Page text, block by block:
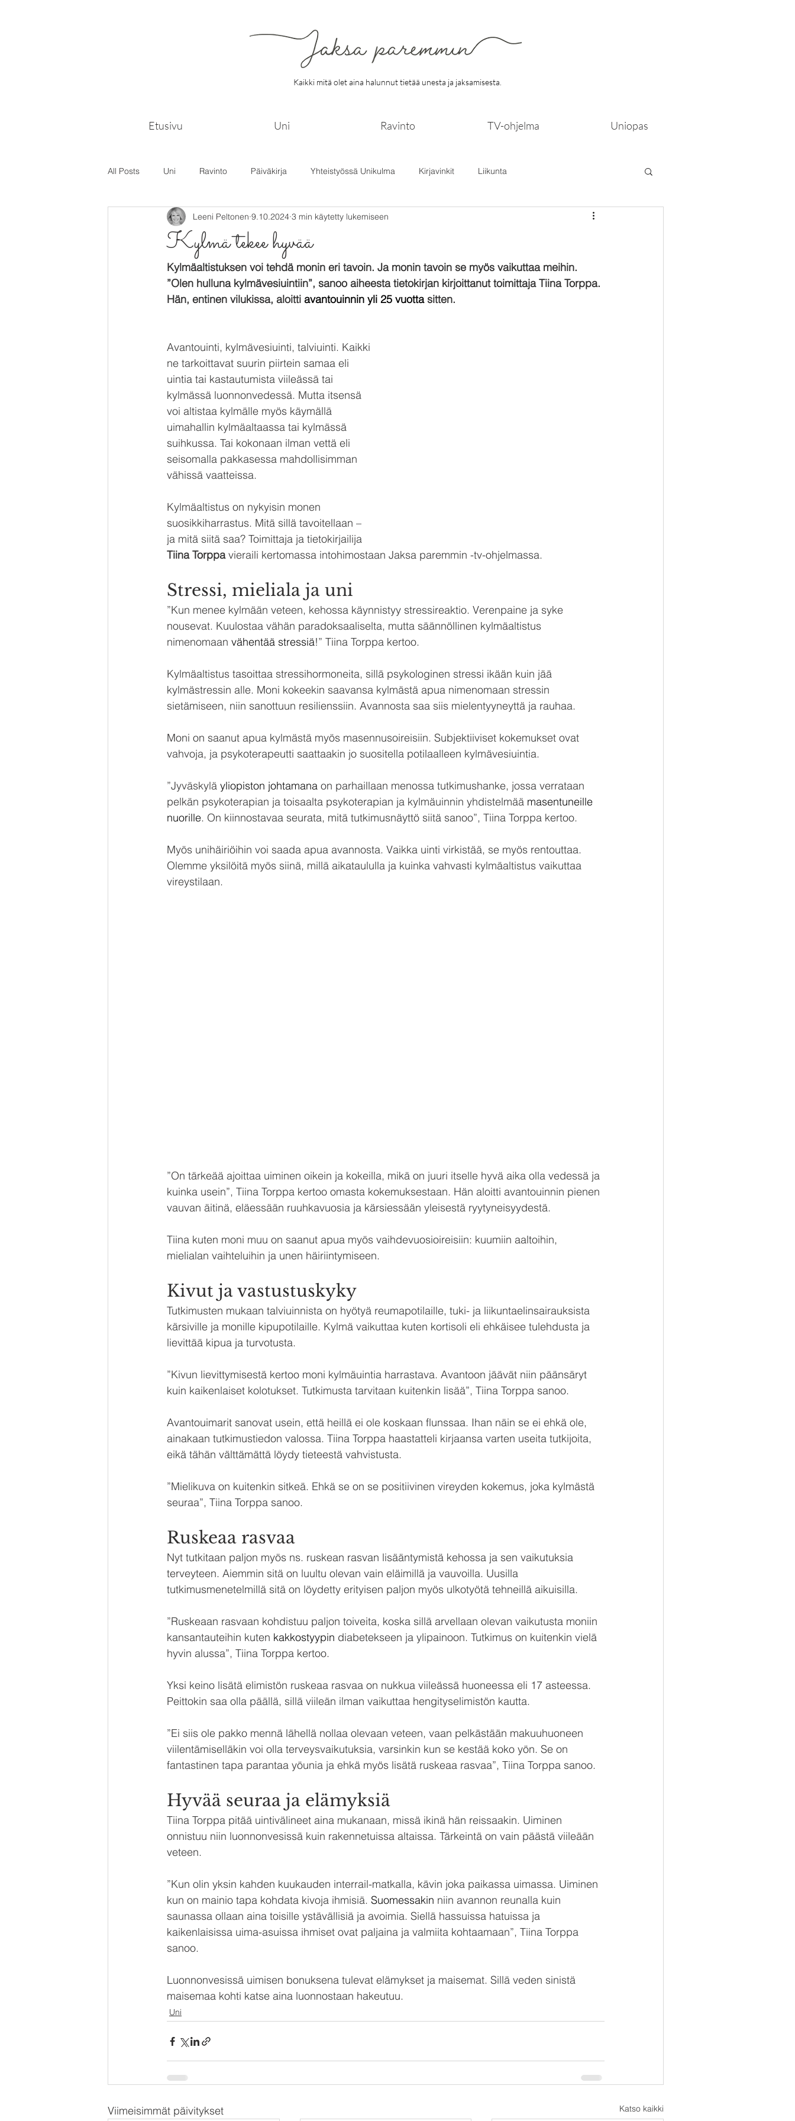
Kaikki mitä olet aina halunnut tietää unesta ja jaksamisesta.
Etusivu Uni Ravinto TV-ohjelma Uniopas
All Posts Uni Ravinto Päiväkirja Yhteistyössä Unikulma Kirjavinkit Liikunta
Kylmä tekee hyvää
Leeni Peltonen 9.10.2024 3 min käytetty lukemiseen
Kylmäaltistuksen voi tehdä monin eri tavoin. Ja monin tavoin se myös vaikuttaa meihin.
”Olen hulluna kylmävesiuintiin”, sanoo aiheesta tietokirjan kirjoittanut toimittaja Tiina Torppa.
Hän, entinen vilukissa, aloitti avantouinnin yli 25 vuotta sitten.
Avantouinti, kylmävesiuinti, talviuinti. Kaikki
ne tarkoittavat suurin piirtein samaa eli
uintia tai kastautumista viileässä tai
kylmässä luonnonvedessä. Mutta itsensä
voi altistaa kylmälle myös käymällä
uimahallin kylmäaltaassa tai kylmässä
suihkussa. Tai kokonaan ilman vettä eli
seisomalla pakkasessa mahdollisimman
vähissä vaatteissa.
Kylmäaltistus on nykyisin monen
suosikkiharrastus. Mitä sillä tavoitellaan –
ja mitä siitä saa? Toimittaja ja tietokirjailija
Tiina Torppa vieraili kertomassa intohimostaan Jaksa paremmin -tv-ohjelmassa.
Stressi, mieliala ja uni
”Kun menee kylmään veteen, kehossa käynnistyy stressireaktio. Verenpaine ja syke
nousevat. Kuulostaa vähän paradoksaaliselta, mutta säännöllinen kylmäaltistus
nimenomaan vähentää stressiä!” Tiina Torppa kertoo.
Kylmäaltistus tasoittaa stressihormoneita, sillä psykologinen stressi ikään kuin jää
kylmästressin alle. Moni kokeekin saavansa kylmästä apua nimenomaan stressin
sietämiseen, niin sanottuun resilienssiin. Avannosta saa siis mielentyyneyttä ja rauhaa.
Moni on saanut apua kylmästä myös masennusoireisiin. Subjektiiviset kokemukset ovat
vahvoja, ja psykoterapeutti saattaakin jo suositella potilaalleen kylmävesiuintia.
”Jyväskylä yliopiston johtamana on parhaillaan menossa tutkimushanke, jossa verrataan
pelkän psykoterapian ja toisaalta psykoterapian ja kylmäuinnin yhdistelmää masentuneille
nuorille. On kiinnostavaa seurata, mitä tutkimusnäyttö siitä sanoo”, Tiina Torppa kertoo.
Myös unihäiriöihin voi saada apua avannosta. Vaikka uinti virkistää, se myös rentouttaa.
Olemme yksilöitä myös siinä, millä aikataululla ja kuinka vahvasti kylmäaltistus vaikuttaa
vireystilaan.
”On tärkeää ajoittaa uiminen oikein ja kokeilla, mikä on juuri itselle hyvä aika olla vedessä ja
kuinka usein”, Tiina Torppa kertoo omasta kokemuksestaan. Hän aloitti avantouinnin pienen
vauvan äitinä, eläessään ruuhkavuosia ja kärsiessään yleisestä ryytyneisyydestä.
Tiina kuten moni muu on saanut apua myös vaihdevuosioireisiin: kuumiin aaltoihin,
mielialan vaihteluihin ja unen häiriintymiseen.
Kivut ja vastustuskyky
Tutkimusten mukaan talviuinnista on hyötyä reumapotilaille, tuki- ja liikuntaelinsairauksista
kärsiville ja monille kipupotilaille. Kylmä vaikuttaa kuten kortisoli eli ehkäisee tulehdusta ja
lievittää kipua ja turvotusta.
”Kivun lievittymisestä kertoo moni kylmäuintia harrastava. Avantoon jäävät niin päänsäryt
kuin kaikenlaiset kolotukset. Tutkimusta tarvitaan kuitenkin lisää”, Tiina Torppa sanoo.
Avantouimarit sanovat usein, että heillä ei ole koskaan flunssaa. Ihan näin se ei ehkä ole,
ainakaan tutkimustiedon valossa. Tiina Torppa haastatteli kirjaansa varten useita tutkijoita,
eikä tähän välttämättä löydy tieteestä vahvistusta.
”Mielikuva on kuitenkin sitkeä. Ehkä se on se positiivinen vireyden kokemus, joka kylmästä
seuraa”, Tiina Torppa sanoo.
Ruskeaa rasvaa
Nyt tutkitaan paljon myös ns. ruskean rasvan lisääntymistä kehossa ja sen vaikutuksia
terveyteen. Aiemmin sitä on luultu olevan vain eläimillä ja vauvoilla. Uusilla
tutkimusmenetelmillä sitä on löydetty erityisen paljon myös ulkotyötä tehneillä aikuisilla.
”Ruskeaan rasvaan kohdistuu paljon toiveita, koska sillä arvellaan olevan vaikutusta moniin
kansantauteihin kuten kakkostyypin diabetekseen ja ylipainoon. Tutkimus on kuitenkin vielä
hyvin alussa”, Tiina Torppa kertoo.
Yksi keino lisätä elimistön ruskeaa rasvaa on nukkua viileässä huoneessa eli 17 asteessa.
Peittokin saa olla päällä, sillä viileän ilman vaikuttaa hengityselimistön kautta.
”Ei siis ole pakko mennä lähellä nollaa olevaan veteen, vaan pelkästään makuuhuoneen
viilentämiselläkin voi olla terveysvaikutuksia, varsinkin kun se kestää koko yön. Se on
fantastinen tapa parantaa yöunia ja ehkä myös lisätä ruskeaa rasvaa”, Tiina Torppa sanoo.
Hyvää seuraa ja elämyksiä
Tiina Torppa pitää uintivälineet aina mukanaan, missä ikinä hän reissaakin. Uiminen
onnistuu niin luonnonvesissä kuin rakennetuissa altaissa. Tärkeintä on vain päästä viileään
veteen.
”Kun olin yksin kahden kuukauden interrail-matkalla, kävin joka paikassa uimassa. Uiminen
kun on mainio tapa kohdata kivoja ihmisiä. Suomessakin niin avannon reunalla kuin
saunassa ollaan aina toisille ystävällisiä ja avoimia. Siellä hassuissa hatuissa ja
kaikenlaisissa uima-asuissa ihmiset ovat paljaina ja valmiita kohtaamaan”, Tiina Torppa
sanoo.
Luonnonvesissä uimisen bonuksena tulevat elämykset ja maisemat. Sillä veden sinistä
maisemaa kohti katse aina luonnostaan hakeutuu.
Uni
Viimeisimmät päivitykset Katso kaikki